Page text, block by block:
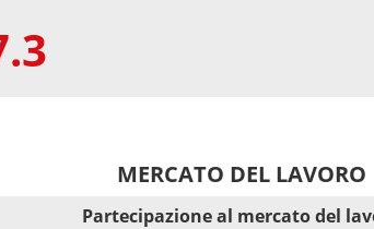
MERCATO DEL LAVORO
Partecipazione al mercato del